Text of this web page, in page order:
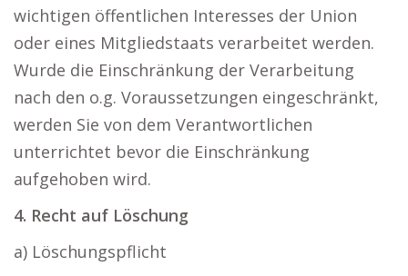
wichtigen öffentlichen Interesses der Union
oder eines Mitgliedstaats verarbeitet werden.
Wurde die Einschränkung der Verarbeitung
nach den o.g. Voraussetzungen eingeschränkt,
werden Sie von dem Verantwortlichen
unterrichtet bevor die Einschränkung
aufgehoben wird.
4. Recht auf Löschung
a) Löschungspflicht